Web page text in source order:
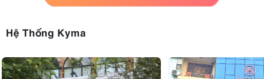
Tự động lấy nét STM nhanh và yên tĩnh
Ổn định hình ảnh tốt
Vòng điều khiển tùy chỉnh cho phép điều chỉnh trực quan
Giá thành phải chăng so với hiệu suất
Hệ Thống Kyma